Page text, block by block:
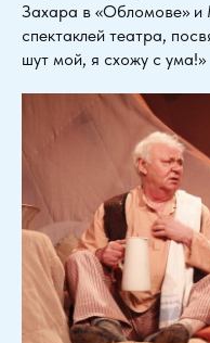
Захара в «Обломове» и
спектаклей театра,
шут мой, я схожу с ума!»